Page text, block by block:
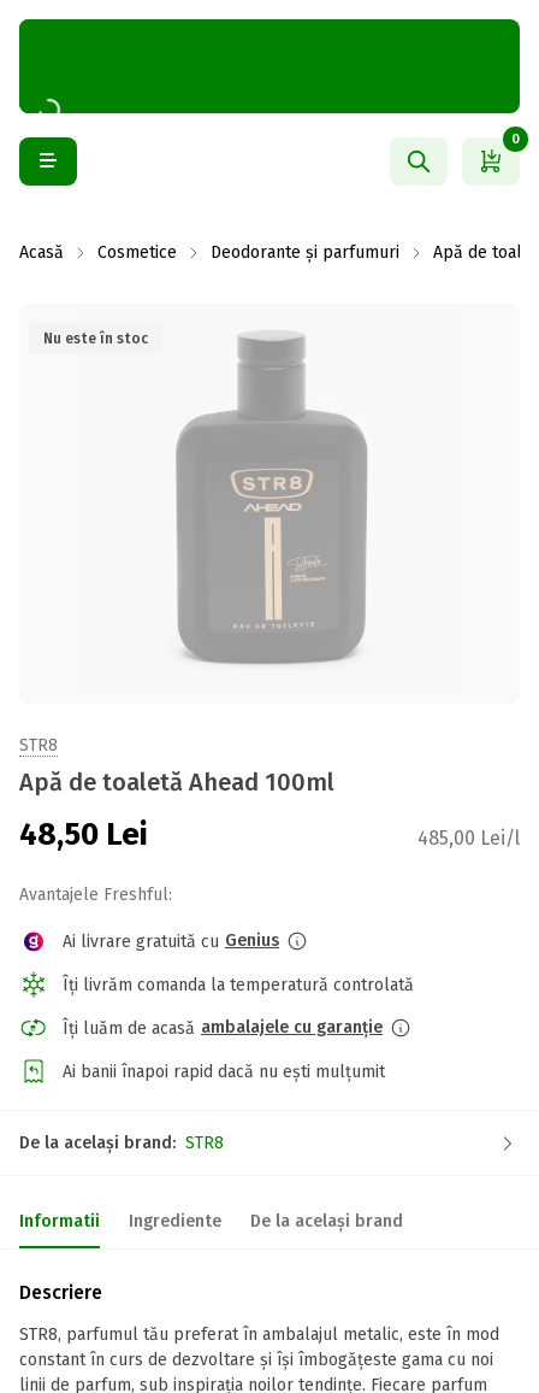
0
Acasă Cosmetice Deodorante și parfumuri Apă de
Nu este în stoc
STR8
Apă de toaletă Ahead 100ml
48,50 Lei 485,00 Lei/l
Avantajele Freshful:
Ai livrare gratuită cu Genius
Îți livrăm comanda la temperatură controlată
Îți luăm de acasă ambalajele cu garanție
Ai banii înapoi rapid dacă nu ești mulțumit
De la același brand: STR8
Informatii Ingrediente De la același brand
Descriere
STR8, parfumul tău preferat în ambalajul metalic, este în mod
constant în curs de dezvoltare și își îmbogățeste gama cu noi
linii de parfum, sub inspirația noilor tendințe. Fiecare parfum